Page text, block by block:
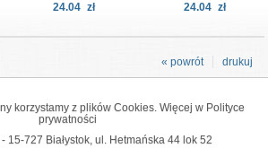
24.04 zł
24.04 zł
drukuj
« powrót
korzystamy z plików Cookies. Więcej w Polityce
prywatności
15-727 Białystok, ul. Hetmańska 44 lok 52